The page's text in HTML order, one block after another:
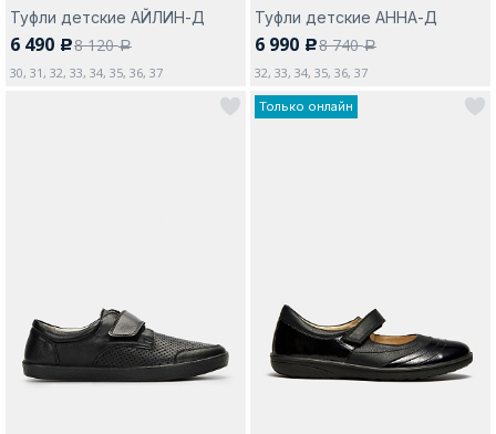
Туфли детские АЙЛИН-Д
6 490 c8 120a
30, 31, 32, 33, 34, 35, 36, 37
Туфли детские АННА-Д
6 990 c8 740a
32, 33, 34, 35, 36, 37
Только онлайн